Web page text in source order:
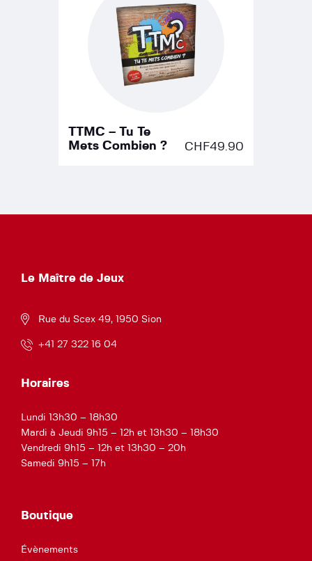
TTMC – Tu Te
Mets Combien ?
CHF49.90
Le Maître de Jeux
Rue du Scex 49, 1950 Sion
+41 27 322 16 04
Horaires
Lundi 13h30 – 18h30
Mardi à Jeudi 9h15 – 12h et 13h30 – 18h30
Vendredi 9h15 – 12h et 13h30 – 20h
Samedi 9h15 – 17h
Boutique
Évènements